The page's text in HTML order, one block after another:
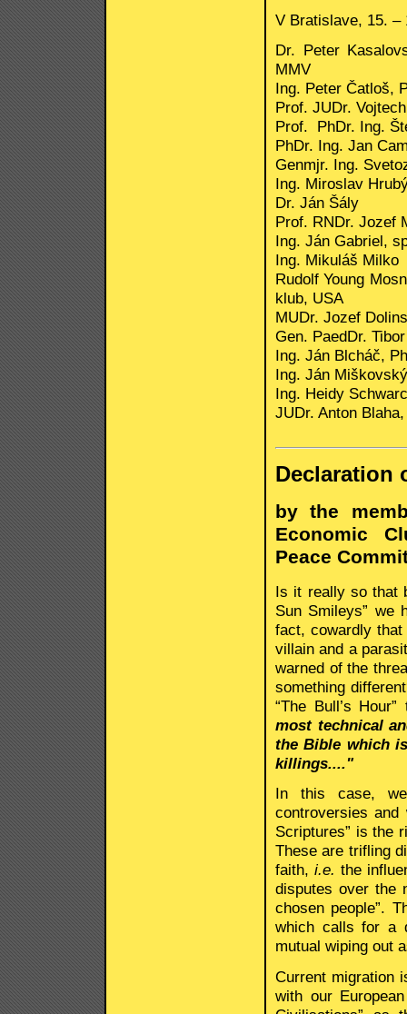
V Bratislave, 15. –
Dr. Peter
MMV
Ing. Peter Čatloš,
Prof. JUDr.
Prof. PhDr. Ing.
PhDr. Ing. Jan
Genmjr. Ing.
Ing. Miroslav
Dr. Ján Šály
Prof. RNDr. Jozef
Ing. Ján Gabriel,
Ing. Mikuláš Milko
Rudolf Young
klub, USA
MUDr. Jozef
Gen. PaedDr.
Ing. Ján Blcháč,
Ing. Ján Miškovský
Ing. Heidy
JUDr. Anton
Declaration
by the
Economic
Peace
Is it really so that
Sun Smileys” we
fact, cowardly
villain and a
warned of the
something
“The Bull’s
most technical
the Bible which
killings...."
In this case,
controversies
Scriptures” is the
These are trifling
faith,i.e. the
disputes over the
chosen people”.
which calls for a
mutual wiping out
Current migration
with our